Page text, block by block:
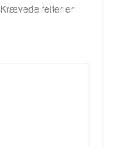
Krævede felter er